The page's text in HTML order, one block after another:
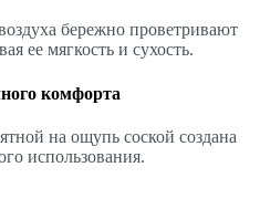
бережно проветривают
ее мягкость и сухость.
комфорта
на ощупь соской создана
использования.